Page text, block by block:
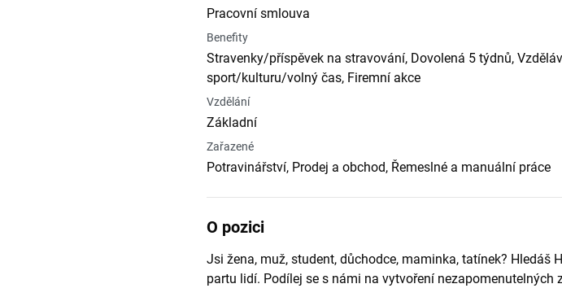
Pracovní smlouva
Benefity
Stravenky/příspěvek na stravování, Dovolená 5 týdnů,
sport/kulturu/volný čas, Firemní akce
Vzdělání
Základní
Zařazené
Potravinářství, Prodej a obchod, Řemeslné a manuální práce
O pozici
Jsi žena, muž, student, důchodce, maminka, tatínek? Hledáš
partu lidí. Podílej se s námi na vytvoření nezapomenutelných